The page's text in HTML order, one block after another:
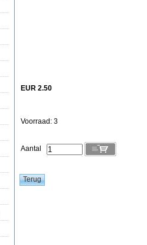
EUR 2.50
Voorraad: 3
Aantal